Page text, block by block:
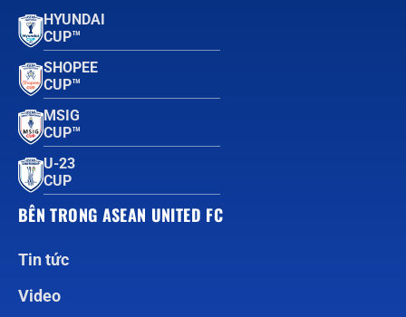
HYUNDAI
CUP™
SHOPEE
CUP™
MSIG
CUP™
U-23
CUP
BÊN TRONG ASEAN UNITED FC
Tin tức
Video